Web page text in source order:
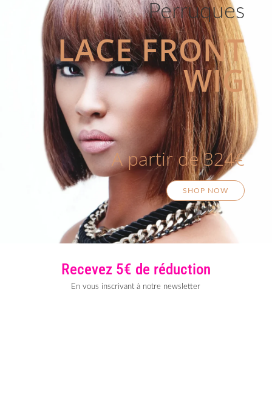
Perruques
LACE FRONT
WIG
A partir de 324€
SHOP NOW
Recevez 5€ de réduction
En vous inscrivant à notre newsletter